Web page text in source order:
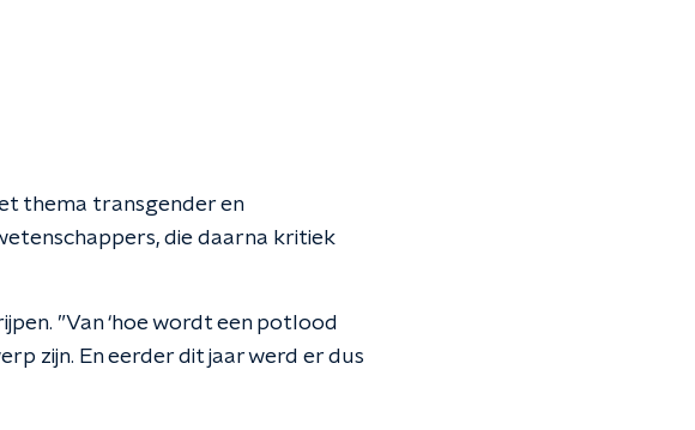
thema transgender en
die daarna kritiek
”Van ‘hoe wordt een potlood
zijn. En eerder dit jaar werd er dus